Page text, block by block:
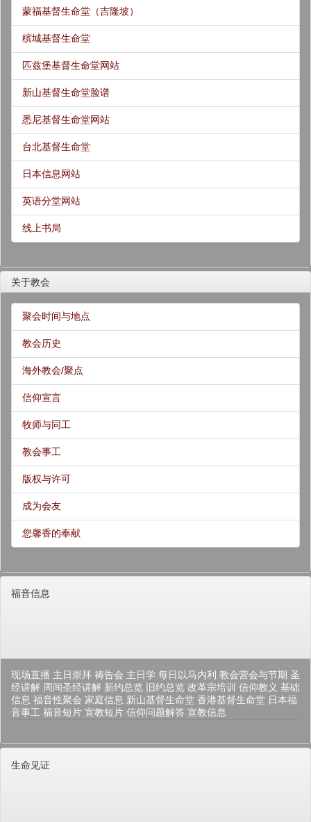
蒙福基督生命堂（吉隆坡）
槟城基督生命堂
匹兹堡基督生命堂网站
新山基督生命堂脸谱
悉尼基督生命堂网站
台北基督生命堂
日本信息网站
英语分堂网站
线上书局
关于教会
聚会时间与地点
教会历史
海外教会/聚点
信仰宣言
牧师与同工
教会事工
版权与许可
成为会友
您馨香的奉献
福音信息
现场直播 主日崇拜 祷告会 主日学 每日以马内利 教会营会与节期 圣
经讲解 周间圣经讲解 新约总览 旧约总览 改革宗培训 信仰教义 基础
信息 福音性聚会 家庭信息 新山基督生命堂 香港基督生命堂 日本福
音事工 福音短片 宣教短片 信仰问题解答 宣教信息
生命见证